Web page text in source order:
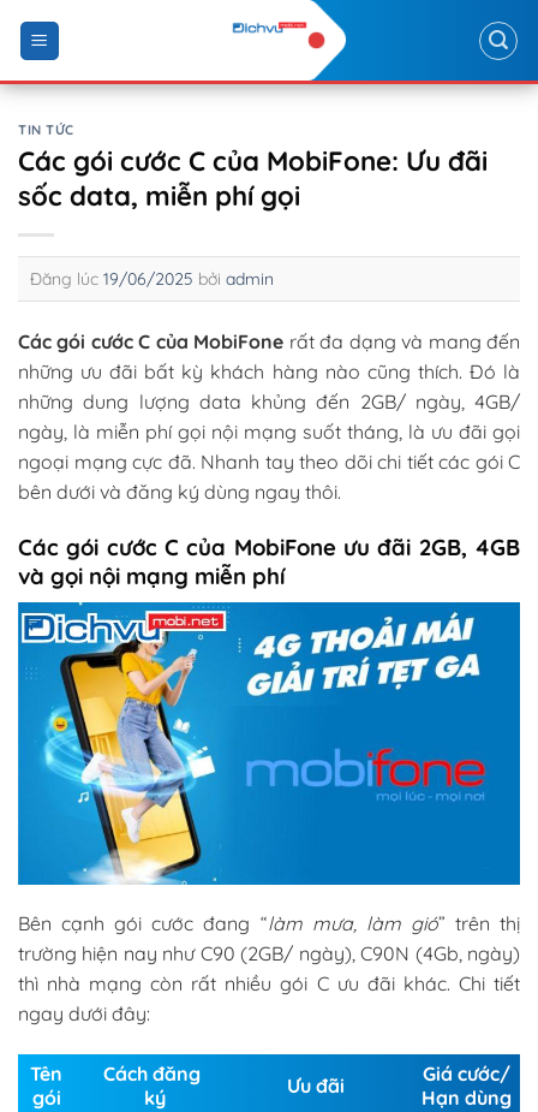
content
TIN TỨC
Các gói cước C của MobiFone: Ưu đãi
sốc data, miễn phí gọi
Đăng lúc 19/06/2025 bởi admin
Các gói cước C của MobiFone rất đa dạng và mang đến
những ưu đãi bất kỳ khách hàng nào cũng thích. Đó là
những dung lượng data khủng đến 2GB/ ngày, 4GB/
ngày, là miễn phí gọi nội mạng suốt tháng, là ưu đãi gọi
ngoại mạng cực đã. Nhanh tay theo dõi chi tiết các gói C
bên dưới và đăng ký dùng ngay thôi.
Các gói cước C của MobiFone ưu đãi 2GB, 4GB
và gọi nội mạng miễn phí
Bên cạnh gói cước đang “làm mưa, làm gió” trên thị
trường hiện nay như C90 (2GB/ ngày), C90N (4Gb, ngày)
thì nhà mạng còn rất nhiều gói C ưu đãi khác. Chi tiết
ngay dưới đây:
Tên
gói
Cách đăng
ký
Ưu đãi
Giá cước/
Hạn dùng